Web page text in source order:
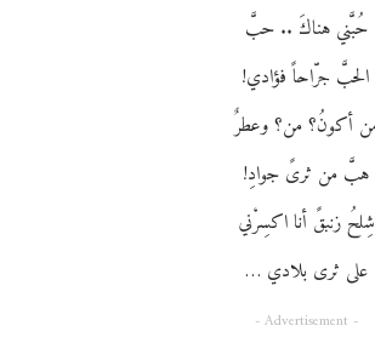
حُبَّني هناكَ .. حبَّ
الحبَّ جرّاحاً فؤادي!
أكونُ؟ من؟ وعطرٌ
هبَّ من ثرىً جوادِ!
شِلحُ زنبقً أنا اكسِرْني
على ثرى بلادي …
- Advertisement -